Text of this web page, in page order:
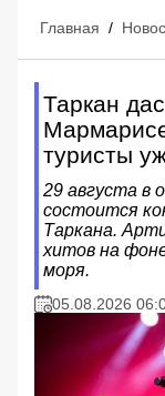
Главная /
Таркан
туристы
29 августа в
состоится
Таркана.
хитов на
моря.
05.08.2026